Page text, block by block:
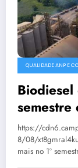
QUALIDADE ANP E
Biodiesel
https://
8/08/
mais no 1º